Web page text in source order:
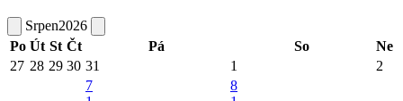
Srpen2026
Po Út St Čt Pá So
Ne
27 28 29 30 31 1 2
7
8